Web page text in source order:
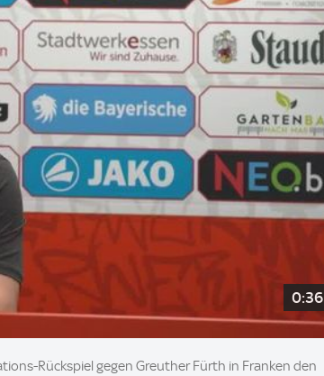
0:36
Rückspiel gegen Greuther Fürth in Franken den